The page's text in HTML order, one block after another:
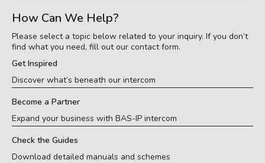
How Can We Help?
Please select a topic below related to your inquiry. If you don’t
find what you need, fill out our contact form.
Get Inspired
Discover what’s beneath our intercom
Become a Partner
Expand your business with BAS-IP intercom
Check the Guides
Download detailed manuals and schemes